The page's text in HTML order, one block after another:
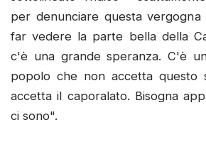
per denunciare questa
far vedere la parte bella della
c'è una grande speranza. C'è
popolo che non accetta questo
accetta il caporalato. Bisogna
ci sono".